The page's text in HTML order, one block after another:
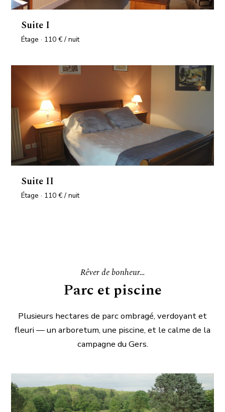
Suite I
Étage · 110 € / nuit
Suite II
Étage · 110 € / nuit
Rêver de bonheur…
Parc et piscine
Plusieurs hectares de parc ombragé, verdoyant et
fleuri — un arboretum, une piscine, et le calme de la
campagne du Gers.